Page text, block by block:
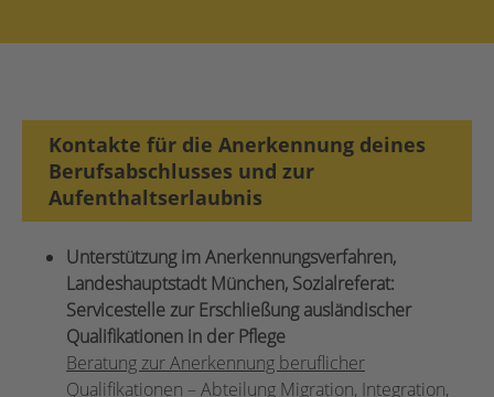
Kontakte für die Anerkennung deines
Berufsabschlusses und zur
Aufenthaltserlaubnis
Unterstützung im Anerkennungsverfahren,
Landeshauptstadt München, Sozialreferat:
Servicestelle zur Erschließung ausländischer
Qualifikationen in der Pflege
Beratung zur Anerkennung beruflicher
Qualifikationen – Abteilung Migration, Integration,